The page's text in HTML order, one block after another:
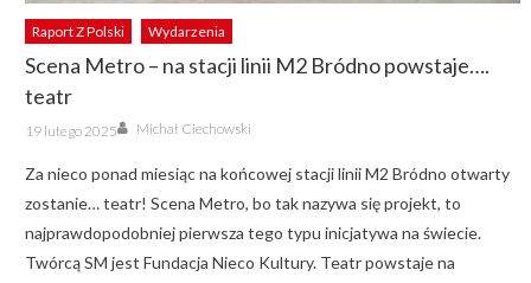
Raport Z Polski Wydarzenia
Scena Metro – na stacji linii M2 Bródno powstaje….
teatr
Posted
on
19 lutego 2025 Author
Michał Ciechowski
Za nieco ponad miesiąc na końcowej stacji linii M2 Bródno otwarty
zostanie… teatr! Scena Metro, bo tak nazywa się projekt, to
najprawdopodobniej pierwsza tego typu inicjatywa na świecie.
Twórcą SM jest Fundacja Nieco Kultury. Teatr powstaje na